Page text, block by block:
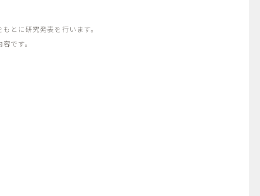
とに研究発表を行います。
です。